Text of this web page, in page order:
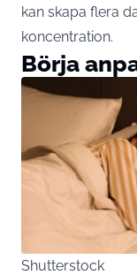
kan skapa flera
koncentration.
Börja
Shutterstock